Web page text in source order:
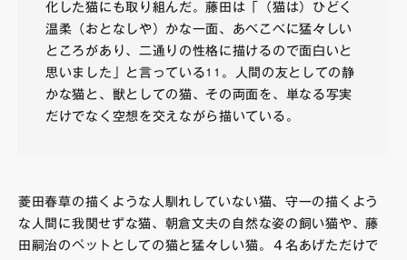
化した猫にも取り組んだ。藤田は「（猫は）ひどく
温柔（おとなしや）かな一面、あべこべに猛々しい
ところがあり、二通りの性格に描けるので面白いと
思いました」と言っている11 。人間の友としての静
かな猫と、獣としての猫、その両面を、単なる写実
だけでなく空想を交えながら描いている。
菱田春草の描くような人馴れしていない猫、守一の描くよう
な人間に我関せずな猫、朝倉文夫の自然な姿の飼い猫や、藤
田嗣治のペットとしての猫と猛々しい猫。４名あげただけで